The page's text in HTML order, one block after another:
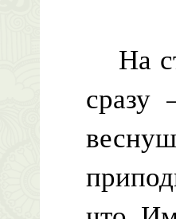
На
сразу